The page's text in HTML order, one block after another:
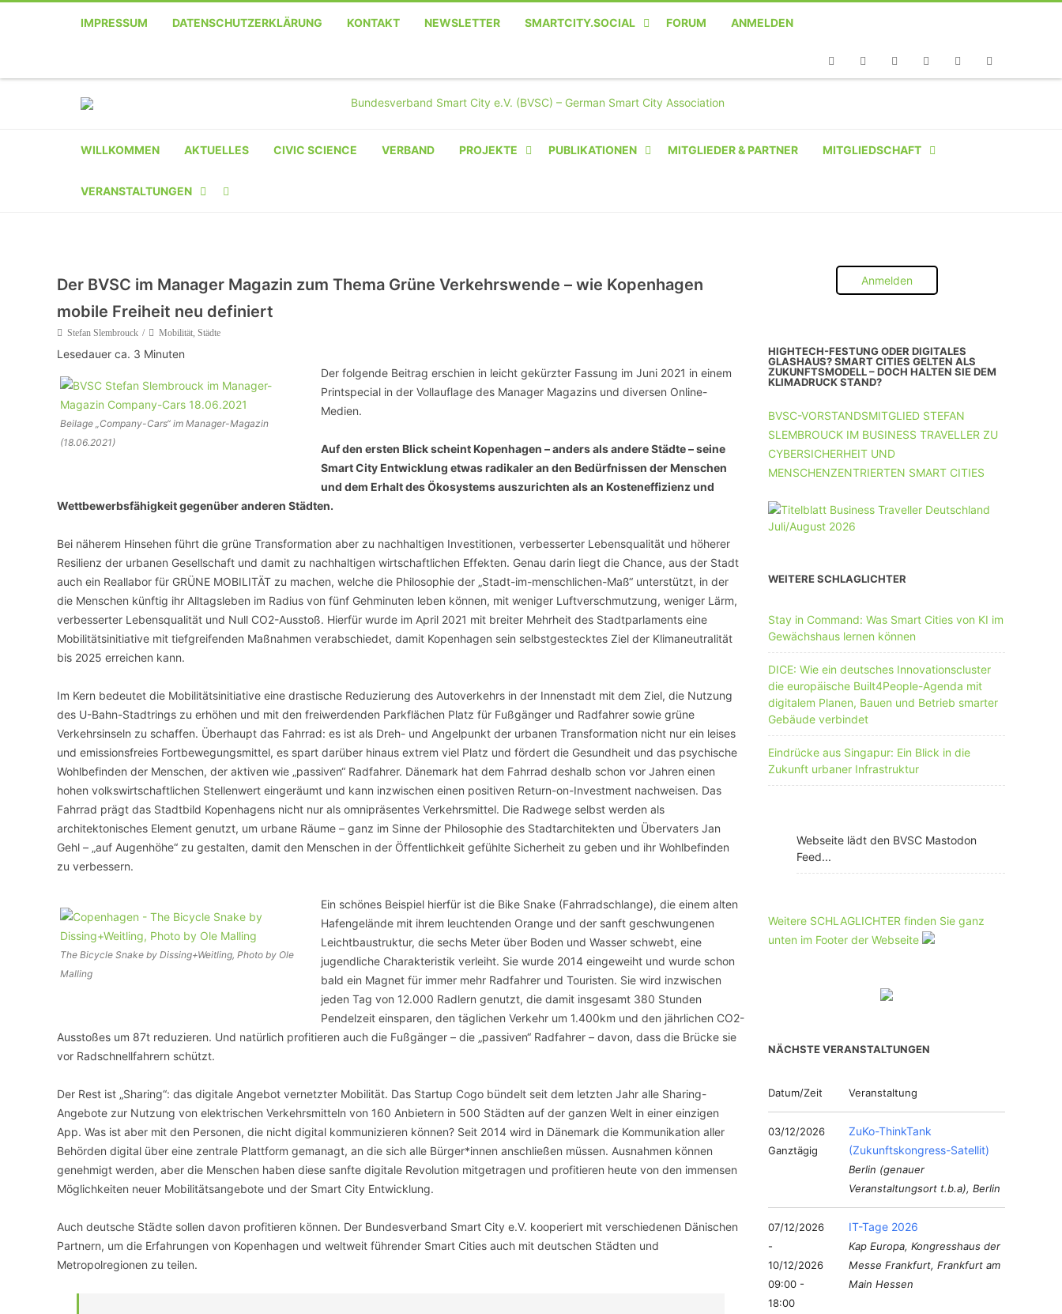
IMPRESSUM DATENSCHUTZERKLÄRUNG KONTAKT NEWSLETTER SMARTCITY.SOCIAL FORUM ANMELDEN
WILLKOMMEN AKTUELLES CIVIC SCIENCE VERBAND PROJEKTE
BUILDINGS
SMART CHARITIES
UPSCHOOLING
PUBLIKATIONEN MITGLIEDER & PARTNER MITGLIEDSCHAFT
INSTITUTION
UNTERNEHMEN MIT 11-50 MA
VERANSTALTUNGEN
REGISTRIERUNG
VERANSTALTUNG
EINREICHEN
VERANSTALTUNGSORTE
Der BVSC im Manager Magazin zum Thema Grüne Verkehrswende – wie Kopenhagen
mobile Freiheit neu definiert
Stefan Slembrouck Mobilität, Städte
Lesedauer ca. 3 Minuten
Beilage „Company-Cars“ im Manager-Magazin
(18.06.2021)
Der folgende Beitrag erschien in leicht gekürzter Fassung im Juni 2021 in einem
Printspecial in der Vollauflage des Manager Magazins und diversen Online-
Medien.
Auf den ersten Blick scheint Kopenhagen – anders als andere Städte – seine
Smart City Entwicklung etwas radikaler an den Bedürfnissen der Menschen
und dem Erhalt des Ökosystems auszurichten als an Kosteneffizienz und
Wettbewerbsfähigkeit gegenüber anderen Städten.
Bei näherem Hinsehen führt die grüne Transformation aber zu nachhaltigen Investitionen, verbesserter Lebensqualität und höherer
Resilienz der urbanen Gesellschaft und damit zu nachhaltigen wirtschaftlichen Effekten. Genau darin liegt die Chance, aus der Stadt
auch ein Reallabor für GRÜNE MOBILITÄT zu machen, welche die Philosophie der „Stadt-im-menschlichen-Maß“ unterstützt, in der
die Menschen künftig ihr Alltagsleben im Radius von fünf Gehminuten leben können, mit weniger Luftverschmutzung, weniger Lärm,
verbesserter Lebensqualität und Null CO2-Ausstoß. Hierfür wurde im April 2021 mit breiter Mehrheit des Stadtparlaments eine
Mobilitätsinitiative mit tiefgreifenden Maßnahmen verabschiedet, damit Kopenhagen sein selbstgestecktes Ziel der Klimaneutralität
bis 2025 erreichen kann.
Im Kern bedeutet die Mobilitätsinitiative eine drastische Reduzierung des Autoverkehrs in der Innenstadt mit dem Ziel, die Nutzung
des U-Bahn-Stadtrings zu erhöhen und mit den freiwerdenden Parkflächen Platz für Fußgänger und Radfahrer sowie grüne
Verkehrsinseln zu schaffen. Überhaupt das Fahrrad: es ist als Dreh- und Angelpunkt der urbanen Transformation nicht nur ein leises
und emissionsfreies Fortbewegungsmittel, es spart darüber hinaus extrem viel Platz und fördert die Gesundheit und das psychische
Wohlbefinden der Menschen, der aktiven wie „passiven“ Radfahrer. Dänemark hat dem Fahrrad deshalb schon vor Jahren einen
hohen volkswirtschaftlichen Stellenwert eingeräumt und kann inzwischen einen positiven Return-on-Investment nachweisen. Das
Fahrrad prägt das Stadtbild Kopenhagens nicht nur als omnipräsentes Verkehrsmittel. Die Radwege selbst werden als
architektonisches Element genutzt, um urbane Räume – ganz im Sinne der Philosophie des Stadtarchitekten und Übervaters Jan
Gehl – „auf Augenhöhe“ zu gestalten, damit den Menschen in der Öffentlichkeit gefühlte Sicherheit zu geben und ihr Wohlbefinden
zu verbessern.
The Bicycle Snake by Dissing+Weitling, Photo by Ole
Malling
Ein schönes Beispiel hierfür ist die Bike Snake (Fahrradschlange), die einem alten
Hafengelände mit ihrem leuchtenden Orange und der sanft geschwungenen
Leichtbaustruktur, die sechs Meter über Boden und Wasser schwebt, eine
jugendliche Charakteristik verleiht. Sie wurde 2014 eingeweiht und wurde schon
bald ein Magnet für immer mehr Radfahrer und Touristen. Sie wird inzwischen
jeden Tag von 12.000 Radlern genutzt, die damit insgesamt 380 Stunden
Pendelzeit einsparen, den täglichen Verkehr um 1.400km und den jährlichen CO2-
Ausstoßes um 87t reduzieren. Und natürlich profitieren auch die Fußgänger – die „passiven“ Radfahrer – davon, dass die Brücke sie
vor Radschnellfahrern schützt.
Der Rest ist „Sharing“: das digitale Angebot vernetzter Mobilität. Das Startup Cogo bündelt seit dem letzten Jahr alle Sharing-
Angebote zur Nutzung von elektrischen Verkehrsmitteln von 160 Anbietern in 500 Städten auf der ganzen Welt in einer einzigen
App. Was ist aber mit den Personen, die nicht digital kommunizieren können? Seit 2014 wird in Dänemark die Kommunikation aller
Behörden digital über eine zentrale Plattform gemanagt, an die sich alle Bürger*innen anschließen müssen. Ausnahmen können
genehmigt werden, aber die Menschen haben diese sanfte digitale Revolution mitgetragen und profitieren heute von den immensen
Möglichkeiten neuer Mobilitätsangebote und der Smart City Entwicklung.
Auch deutsche Städte sollen davon profitieren können. Der Bundesverband Smart City e.V. kooperiert mit verschiedenen Dänischen
Partnern, um die Erfahrungen von Kopenhagen und weltweit führender Smart Cities auch mit deutschen Städten und
Metropolregionen zu teilen.
Anmelden
HIGHTECH-FESTUNG ODER DIGITALES
GLASHAUS? SMART CITIES GELTEN ALS
ZUKUNFTSMODELL – DOCH HALTEN SIE DEM
KLIMADRUCK STAND?
BVSC-VORSTANDSMITGLIED STEFAN
SLEMBROUCK IM BUSINESS TRAVELLER ZU
CYBERSICHERHEIT UND
MENSCHENZENTRIERTEN SMART CITIES
WEITERE SCHLAGLICHTER
Stay in Command: Was Smart Cities von KI im
Gewächshaus lernen können
DICE: Wie ein deutsches Innovationscluster
die europäische Built4People-Agenda mit
digitalem Planen, Bauen und Betrieb smarter
Gebäude verbindet
Eindrücke aus Singapur: Ein Blick in die
Zukunft urbaner Infrastruktur
Webseite lädt den BVSC Mastodon
Feed...
Weitere SCHLAGLICHTER finden Sie ganz
unten im Footer der Webseite
NÄCHSTE VERANSTALTUNGEN
Datum/Zeit Veranstaltung
03/12/2026
Ganztägig
ZuKo-ThinkTank
(Zukunftskongress-Satellit)
Berlin (genauer
Veranstaltungsort t.b.a), Berlin
07/12/2026
-
10/12/2026
09:00 -
18:00
IT-Tage 2026
Kap Europa, Kongresshaus der
Messe Frankfurt, Frankfurt am
Main Hessen